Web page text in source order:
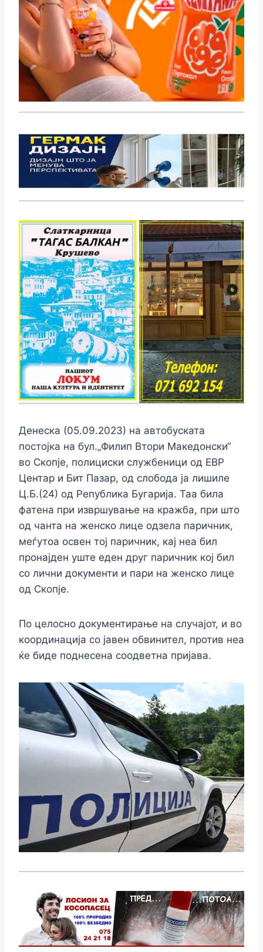
Денеска (05.09.2023) на автобуската
постојка на бул.„Филип Втори Македонски“
во Скопје, полициски службеници од ЕВР
Центар и Бит Пазар, од слобода ја лишиле
Ц.Б.(24) од Република Бугарија. Таа била
фатена при извршување на кражба, при што
од чанта на женско лице одзела паричник,
меѓутоа освен тој паричник, кај неа бил
пронајден уште еден друг паричник кој бил
со лични документи и пари на женско лице
од Скопје.
По целосно документирање на случајот, и во
координација со јавен обвинител, против неа
ќе биде поднесена соодветна пријава.